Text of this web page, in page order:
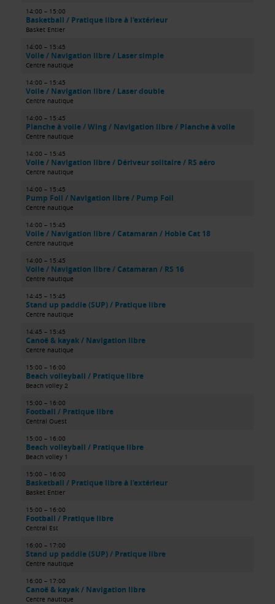
14:00 – 15:00
Basketball / Pratique libre à l'extérieur
Basket Entier
14:00 – 15:45
Voile / Navigation libre / Laser simple
Centre nautique
14:00 – 15:45
Voile / Navigation libre / Laser double
Centre nautique
14:00 – 15:45
Planche à voile / Wing / Navigation libre / Planche à voile
Centre nautique
14:00 – 15:45
Voile / Navigation libre / Dériveur solitaire / RS aéro
Centre nautique
14:00 – 15:45
Pump Foil / Navigation libre / Pump Foil
Centre nautique
14:00 – 15:45
Voile / Navigation libre / Catamaran / Hobie Cat 18
Centre nautique
14:00 – 15:45
Voile / Navigation libre / Catamaran / RS 16
Centre nautique
14:45 – 15:45
Stand up paddle (SUP) / Pratique libre
Centre nautique
14:45 – 15:45
Canoë & kayak / Navigation libre
Centre nautique
15:00 – 16:00
Beach volleyball / Pratique libre
Beach volley 2
15:00 – 16:00
Football / Pratique libre
Central Ouest
15:00 – 16:00
Beach volleyball / Pratique libre
Beach volley 1
15:00 – 16:00
Basketball / Pratique libre à l'extérieur
Basket Entier
15:00 – 16:00
Football / Pratique libre
Central Est
16:00 – 17:00
Stand up paddle (SUP) / Pratique libre
Centre nautique
16:00 – 17:00
Canoë & kayak / Navigation libre
Centre nautique